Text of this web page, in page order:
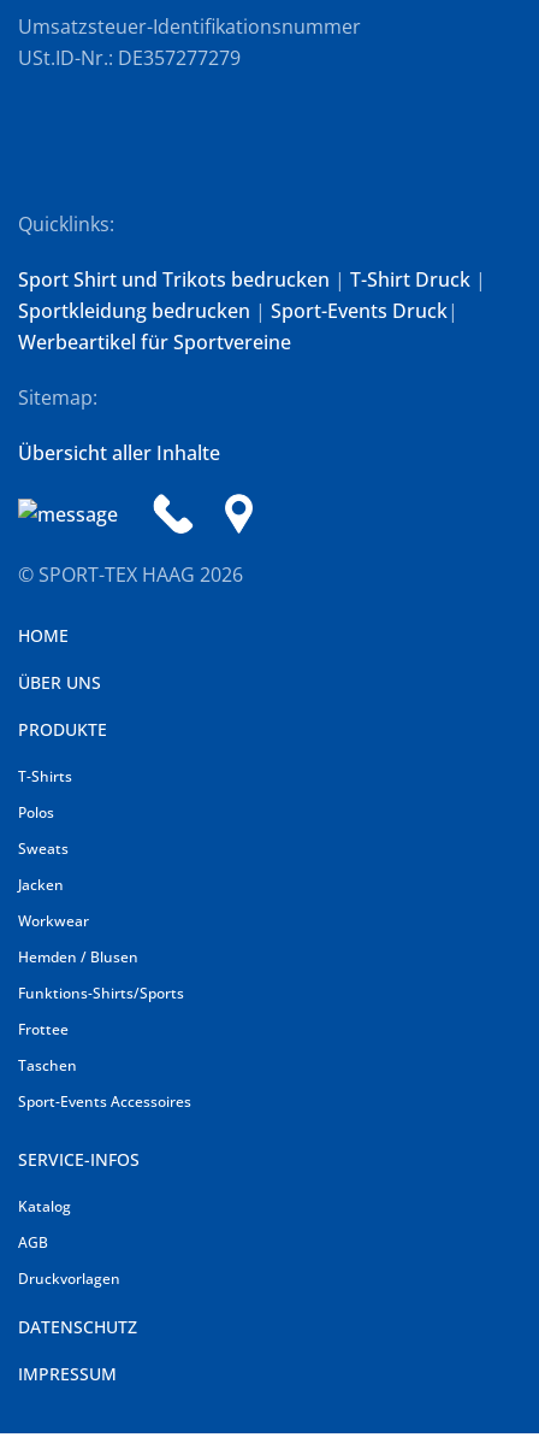
Umsatzsteuer-Identifikationsnummer
USt.ID-Nr.: DE357277279
Quicklinks:
Sport Shirt und Trikots bedrucken | T-Shirt Druck |
Sportkleidung bedrucken | Sport-Events Druck|
Werbeartikel für Sportvereine
Sitemap:
Übersicht aller Inhalte
© SPORT-TEX HAAG 2026
HOME
ÜBER UNS
PRODUKTE
T-Shirts
Polos
Sweats
Jacken
Workwear
Hemden / Blusen
Funktions-Shirts/Sports
Frottee
Taschen
Sport-Events Accessoires
SERVICE-INFOS
Katalog
AGB
Druckvorlagen
DATENSCHUTZ
IMPRESSUM